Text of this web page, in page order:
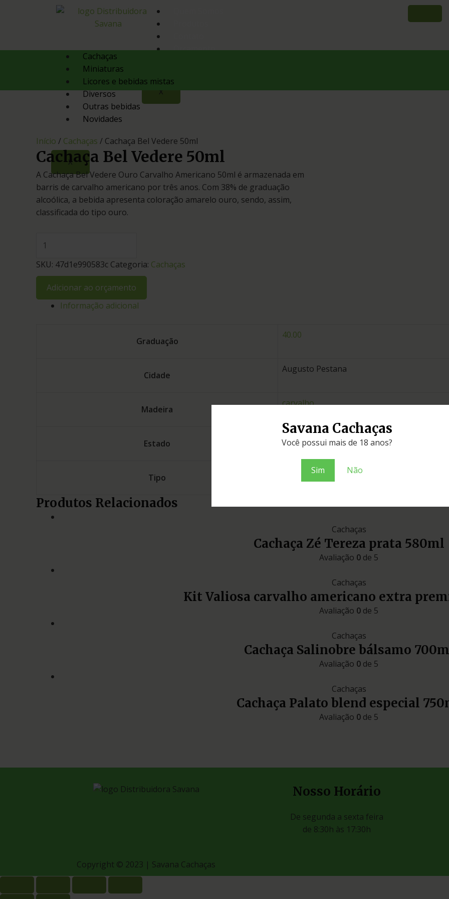
Savana Cachaças
Você possui mais de 18 anos?
Sim Não
Orçamento
X
Cachaças
Miniaturas
Licores e bebidas mistas
Diversos
Outras bebidas
Novidades
X
Início / Cachaças / Cachaça Bel Vedere 50ml
Cachaça Bel Vedere 50ml
A Cachaça Bel Vedere Ouro Carvalho Americano 50ml é armazenada em
barris de carvalho americano por três anos. Com 38% de graduação
alcoólica, a bebida apresenta coloração amarelo ouro, sendo, assim,
classificada do tipo ouro.
SKU: 47d1e990583c Categoria: Cachaças
Adicionar ao orçamento
Informação adicional
Graduação
40.00
Cidade
Augusto Pestana
Madeira
carvalho
Estado
Rio Grande do Sul
Tipo
miniaturas
Produtos Relacionados
Cachaças
Cachaça Zé Tereza prata 580ml
Avaliação 0 de 5
Cachaças
Kit Valiosa carvalho americano extra
Avaliação 0 de 5
Cachaças
Cachaça Salinobre bálsamo
Avaliação 0 de 5
Cachaças
Cachaça Palato blend especial
Avaliação 0 de 5
Nosso Horário
De segunda a sexta feira
de 8:30h às 17:30h
Copyright © 2023 | Savana Cachaças